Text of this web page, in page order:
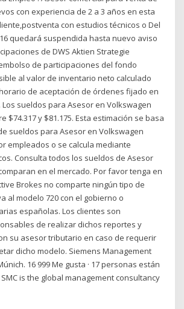
con experiencia de 2 a 3 años en esta
con estudios técnicos o Del
quedará suspendida hasta nuevo aviso
de DWS Aktien Strategie
de participaciones del fondo
al valor de inventario neto calculado
de aceptación de órdenes fijado en
sueldos para Asesor en Volkswagen
$74.317 y $81.175. Esta estimación se basa
sueldos para Asesor en Volkswagen
empleados o se calcula mediante
Consulta todos los sueldos de Asesor
en el mercado. Por favor tenga en
Brokes no comparte ningún tipo de
al modelo 720 con el gobierno o
españolas. Los clientes son
de realizar dichos reportes y
su asesor tributario en caso de requerir
dicho modelo. Siemens Management
16 999 Me gusta · 17 personas están
is the global management consultancy